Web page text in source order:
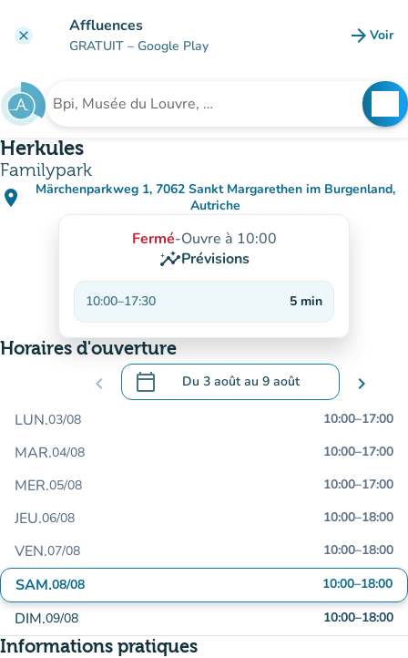
clear Affluences
GRATUIT – Google Play arrow_forward Voir
Rechercher un établissement
Herkules
Familypark
place
Märchenparkweg 1, 7062 Sankt Margarethen im Burgenland,
Autriche
(ouvrir dans Google Maps)
(nouvel onglet)
Fermé-Ouvre à 10:00
insightsPrévisions
10:00–17:30 5 min
Horaires d'ouverture
chevron_left calendar_today Du 3 aoûtau 9 août
.Ouvrir le calendrier pour changer de
chevron_right
LUN.03/08 10:00–17:00
MAR.04/08 10:00–17:00
MER.05/08 10:00–17:00
JEU.06/08 10:00–18:00
VEN.07/08 10:00–18:00
SAM.08/08 10:00–18:00
DIM.09/08 10:00–18:00
Informations pratiques